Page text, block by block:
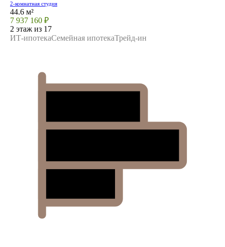
2-комнатная студия
44.6 м²
7 937 160 ₽
2 этаж из 17
ИТ-ипотекаСемейная ипотекаТрейд-ин